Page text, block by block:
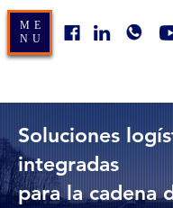
ME
NU
Soluciones
integradas
para la cadena